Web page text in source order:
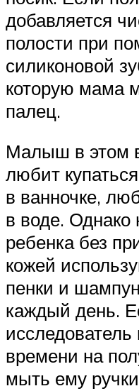
добавляется
полости при
силиконовой
которую мама
палец.
Малыш в этом
любит
в ванночке,
в воде. Однако
ребенка без
кожей
пенки и
каждый день.
времени на
мыть ему